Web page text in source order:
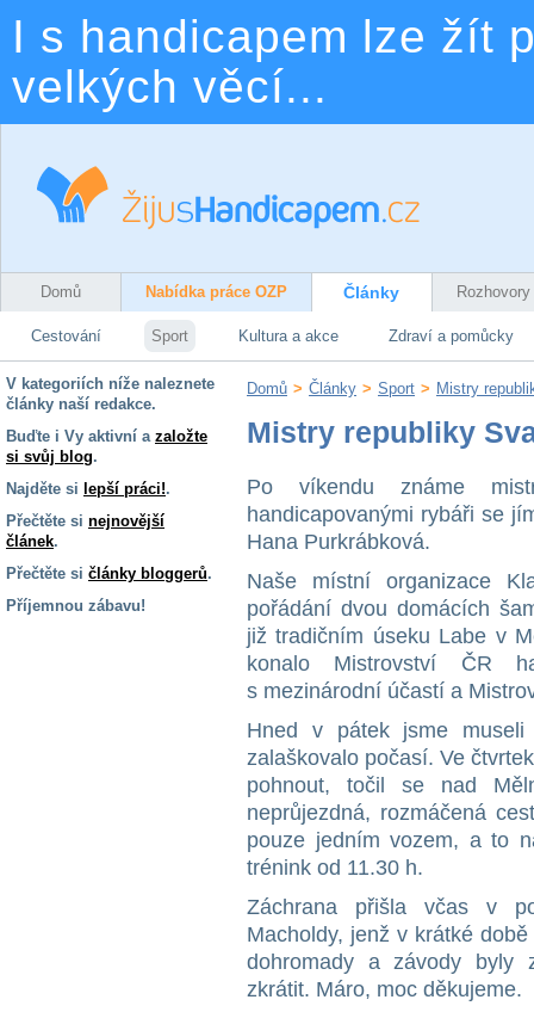
I s handicapem lze žít
velkých věcí...
Domů Nabídka práce OZP Články Rozhovory
Cestování Sport Kultura a akce Zdraví a pomůcky
V kategoriích níže naleznete
články naší redakce.
Buďte i Vy aktivní a založte
si svůj blog.
Najděte si lepší práci!.
Přečtěte si nejnovější
článek.
Přečtěte si články bloggerů.
Příjemnou zábavu!
Domů > Články > Sport > Mistry
Mistry republiky
Po víkendu známe
handicapovanými rybáři se
Hana Purkrábková.
Naše místní organizace
pořádání dvou domácích
již tradičním úseku Labe v
konalo Mistrovství ČR
s mezinárodní účastí a
Hned v pátek jsme
zalaškovalo počasí. Ve
pohnout, točil se nad
neprůjezdná, rozmáčená
pouze jedním vozem, a to
trénink od 11.30 h.
Záchrana přišla včas v
Macholdy, jenž v krátké
dohromady a závody byly
zkrátit. Máro, moc děkujeme.